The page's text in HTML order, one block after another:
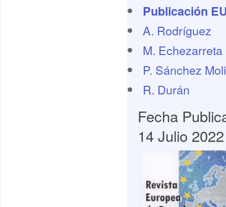
Publicación
A. Rodríguez
M. Echezarreta
P. Sánchez
R. Durán
Fecha
14 Julio 2022